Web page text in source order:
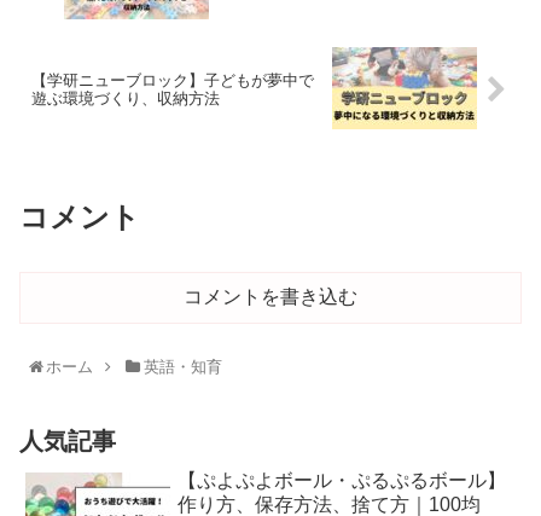
【学研ニューブロック】子どもが夢中で
遊ぶ環境づくり、収納方法
コメント
コメントを書き込む
ホーム 英語・知育
人気記事
【ぷよぷよボール・ぷるぷるボール】
作り方、保存方法、捨て方｜100均